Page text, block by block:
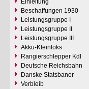
Einleitung
Beschaffungen 1930
Leistungsgruppe I
Leistungsgruppe II
Leistungsgruppe III
Akku-Kleinloks
Rangierschlepper Kdl
Deutsche Reichsbahn
Danske Statsbaner
Verbleib